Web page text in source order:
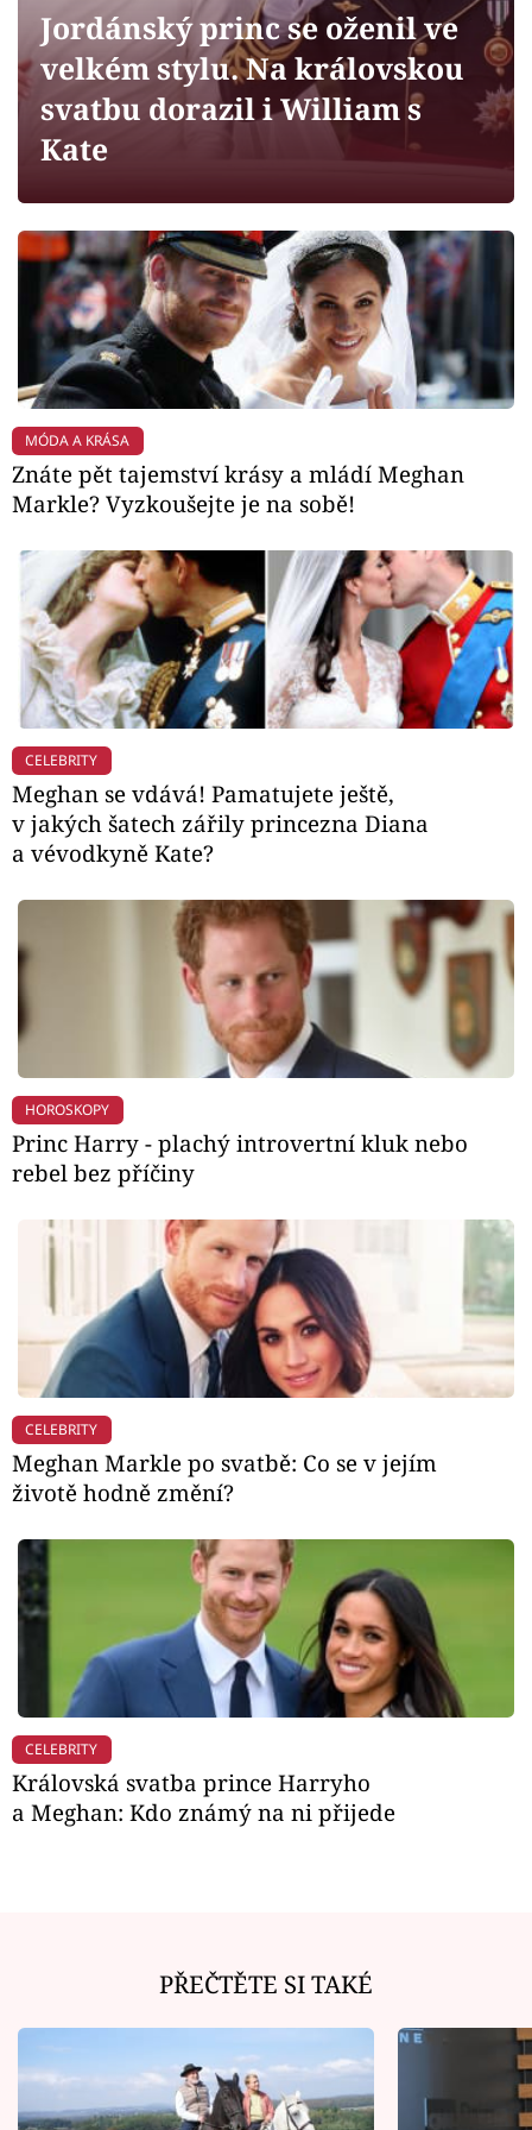
Sledujte prima+
Filmový festival Karlovy Vary
Mámy sobě
Přihlášení
Sledujte nás
Jordánský princ se oženil ve
velkém stylu. Na královskou
svatbu dorazil i William s
Kate
MÓDA A KRÁSA
Znáte pět tajemství krásy a mládí Meghan
Markle? Vyzkoušejte je na sobě!
CELEBRITY
Meghan se vdává! Pamatujete ještě,
v jakých šatech zářily princezna Diana
a vévodkyně Kate?
HOROSKOPY
Princ Harry - plachý introvertní kluk nebo
rebel bez příčiny
CELEBRITY
Meghan Markle po svatbě: Co se v jejím
životě hodně změní?
CELEBRITY
Královská svatba prince Harryho
a Meghan: Kdo známý na ni přijede
PŘEČTĚTE SI TAKÉ